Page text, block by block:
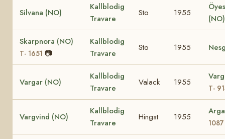
Silvana (NO)
Kallblodig
Travare
Sto 1955
Skarpnora (NO)
T- 1651 📷
Kallblodig
Travare
Sto 1955
Vargar (NO)
Kallblodig
Travare
Valack 1955
T-
Vargvind (NO)
Kallblodig
Travare
Hingst 1955
1087